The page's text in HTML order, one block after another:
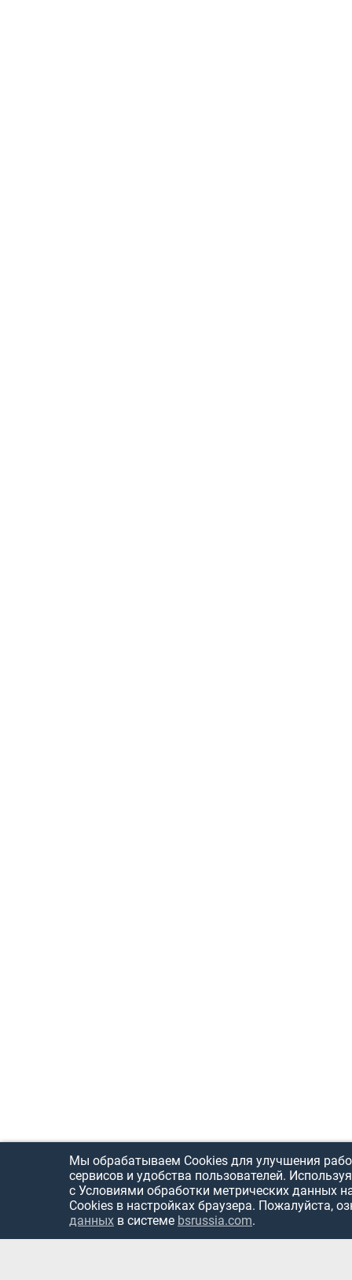
Мы обрабатываем Cookies для улучшения
сервисов и удобства пользователей.
с Условиями обработки метрических данных
Cookies в настройках браузера. Пожалуйста,
данных в системе bsrussia.com.